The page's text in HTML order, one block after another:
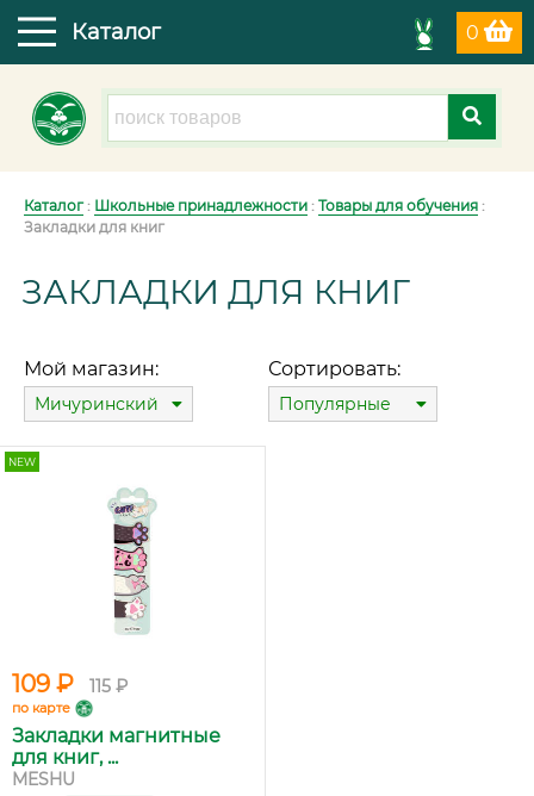
0
Каталог
Каталог: Школьные принадлежности : Товары для обучения :
Закладки для книг
ЗАКЛАДКИ ДЛЯ КНИГ
Мой магазин:
Мичуринский
Сортировать:
Популярные
NEW
109 ₽ 115 ₽
по карте
Закладки магнитные
для книг, ...
MESHU